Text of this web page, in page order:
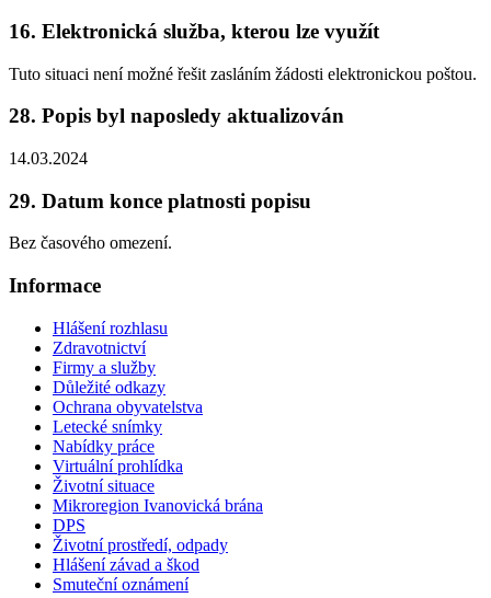
16. Elektronická služba, kterou lze využít
Tuto situaci není možné řešit zasláním žádosti elektronickou poštou.
28. Popis byl naposledy aktualizován
14.03.2024
29. Datum konce platnosti popisu
Bez časového omezení.
Informace
Hlášení rozhlasu
Zdravotnictví
Firmy a služby
Důležité odkazy
Ochrana obyvatelstva
Letecké snímky
Nabídky práce
Virtuální prohlídka
Životní situace
Mikroregion Ivanovická brána
DPS
Životní prostředí, odpady
Hlášení závad a škod
Smuteční oznámení